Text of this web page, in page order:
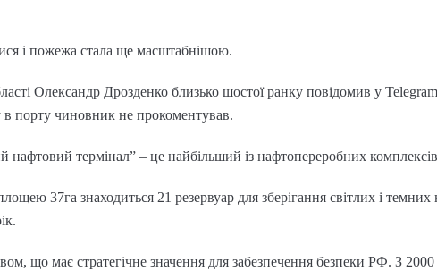
і пожежа стала ще масштабнішою.
Олександр Дрозденко близько шостої ранку повідомив у
порту чиновник не прокоментував.
термінал” – це найбільший із нафтопереробних комплексів
37га знаходиться 21 резервуар для зберігання світлих і
що має стратегічне значення для забезпечення безпеки РФ. З